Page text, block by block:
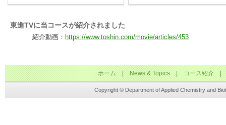
ました。
2025.9.11
ソフト材料化学研究室（第
分子集合体化学研究室（第
た。
東進TVに当コースが紹介されました
紹介動画： https://www.toshin.com/movie/articles/453
ホーム News & Topics| コース紹介
Copyright © Department of Applied Chemistry and